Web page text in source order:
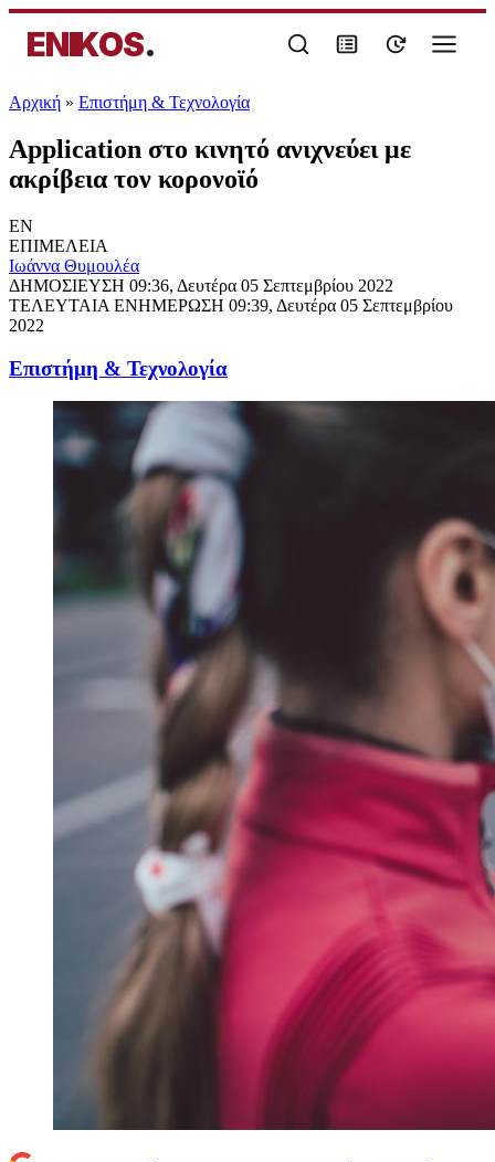
ENIKOS.
Αρχική » Επιστήμη & Τεχνολογία
Application στο κινητό ανιχνεύει με
ακρίβεια τον κορονοϊό
EN
ΕΠΙΜΕΛΕΙΑ
Ιωάννα Θυμουλέα
ΔΗΜΟΣΙΕΥΣΗ 09:36, Δευτέρα 05 Σεπτεμβρίου 2022
ΤΕΛΕΥΤΑΙΑ ΕΝΗΜΕΡΩΣΗ 09:39, Δευτέρα 05 Σεπτεμβρίου
2022
Επιστήμη & Τεχνολογία